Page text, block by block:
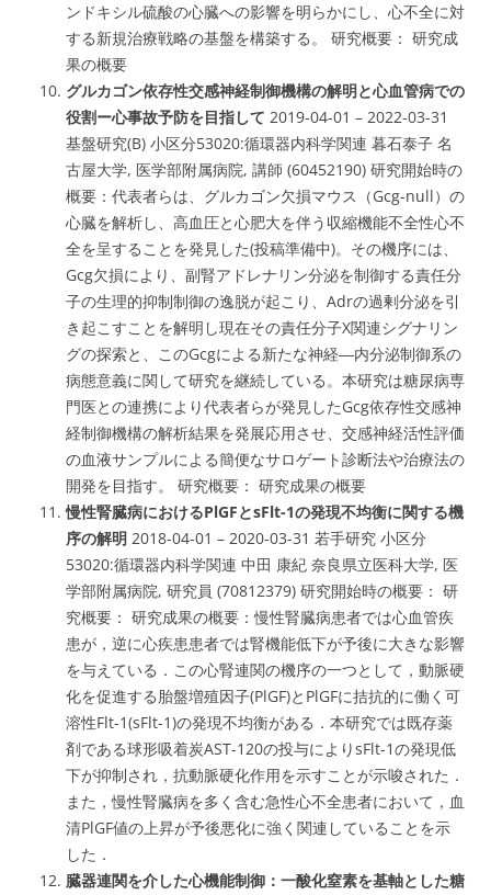
ンドキシル硫酸の心臓への影響を明らかにし、心不全に対
する新規治療戦略の基盤を構築する。 研究概要： 研究成
果の概要
グルカゴン依存性交感神経制御機構の解明と心血管病での
役割ー心事故予防を目指して 2019-04-01 – 2022-03-31
基盤研究(B) 小区分53020:循環器内科学関連 暮石泰子 名
古屋大学, 医学部附属病院, 講師 (60452190) 研究開始時の
概要：代表者らは、 グルカゴン欠損マウス（Gcg-null）の
心臓を解析し、高血圧と心肥大を伴う収縮機能不全性心不
全を呈することを発見 した(投稿準備中)。その機序には、
Gcg欠損により、副腎アドレナリン分泌を制御する責任分
子の生理的抑制制御の逸脱が起こり、Adrの過剰分泌を引
き起こすことを解明し現在その責任分子X関連シグナリン
グの探索と、このGcgによる新たな神経―内分泌制御系の
病態意義に関して研究を継続している。本研究は糖尿病専
門医との連携により代表者らが発見したGcg依存性交感神
経制御機構の解析結果を発展応用させ、交感神経活性評価
の血液サンプルによる簡便なサロゲート診断法や治療法の
開発を目指す。 研究概要： 研究成果の概要
慢性腎臓病におけるPlGFとsFlt-1の発現不均衡に関する機
序の解明 2018-04-01 – 2020-03-31 若手研究 小区分
53020:循環器内科学関連 中田 康紀 奈良県立医科大学, 医
学部附属病院, 研究員 (70812379) 研究開始時の概要： 研
究概要： 研究成果の概要：慢性腎臓病患者では心血管疾
患が，逆に心疾患患者では腎機能低下が予後に大きな影響
を与えている．この心腎連関の機序の一つとして， 動脈硬
化を促進する胎盤増殖因子(PlGF)とPlGFに拮抗的に働く可
溶性Flt-1(sFlt-1)の発現不均衡がある．本研究では既存薬
剤である球形吸着炭AST-120の投与によりsFlt-1の発現低
下が抑制され，抗動脈硬化作用を示すことが示唆された．
また，慢性腎臓病を多く含む急性心不全患者において，血
清PlGF値の上昇が予後悪化に強く関連していることを示
した．
臓器連関を介した心機能制御：一酸化窒素を基軸とした糖